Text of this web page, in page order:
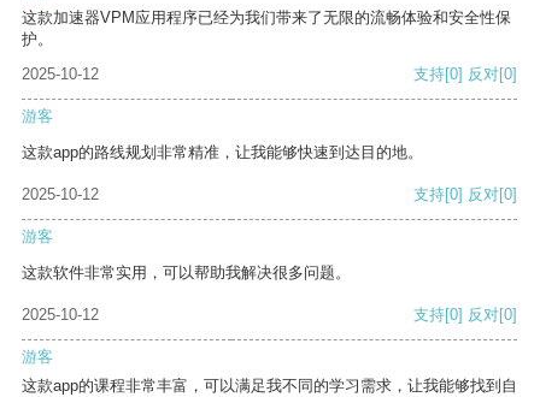
这款加速器VPM应用程序已经为我们带来了无限的流畅体验和安全性保
护。
2025-10-12
支持[0] 反对[0]
游客
这款app的路线规划非常精准，让我能够快速到达目的地。
2025-10-12 支持[0] 反对[0]
游客
这款软件非常实用，可以帮助我解决很多问题。
2025-10-12 支持[0] 反对[0]
游客
这款app的课程非常丰富，可以满足我不同的学习需求，让我能够找到自